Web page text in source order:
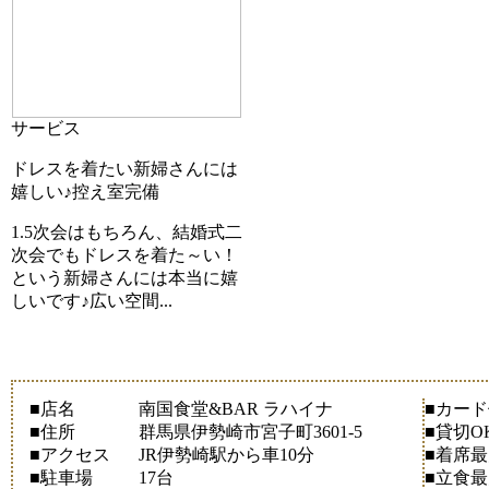
サービス
ドレスを着たい新婦さんには
嬉しい♪控え室完備
1.5次会はもちろん、結婚式二
次会でもドレスを着た～い！
という新婦さんには本当に嬉
しいです♪広い空間...
■店名
南国食堂&BAR ラハイナ
■住所
群馬県伊勢崎市宮子町3601-5
■アクセス
JR伊勢崎駅から車10分
■駐車場
17台
■カー
■貸切
■着席
■立食